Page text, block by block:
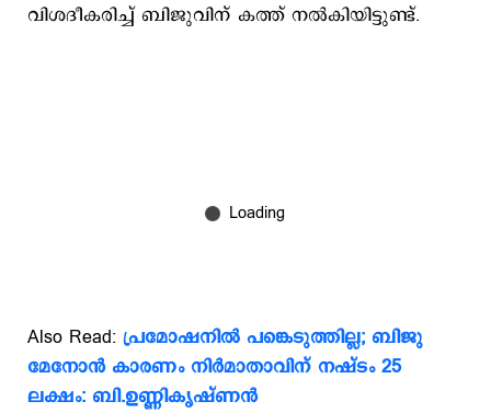
വിശദീകരിച്ച് ബിജുവിന് കത്ത് നല്‍കിയിട്ടുണ്ട്.
Also Read: പ്രമോഷനില്‍ പങ്കെടുത്തില്ല; ബിജു
മേനോന്‍ കാരണം നിര്‍മാതാവിന് നഷ്ടം 25
ലക്ഷം: ബി.ഉണ്ണികൃഷ്ണന്‍